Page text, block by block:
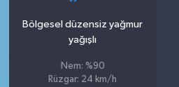
Bölgesel düzensiz yağmur
yağışlı
Nem: %90
Rüzgar: 24 km/h